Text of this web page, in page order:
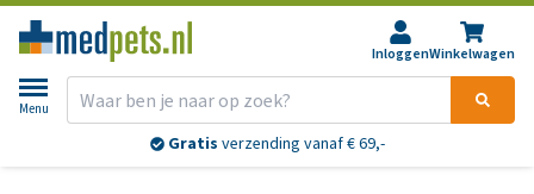
InloggenWinkelwagen
Menu
Gratis verzending vanaf € 69,-